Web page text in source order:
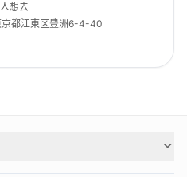
人想去
京都江東区豊洲6-4-40